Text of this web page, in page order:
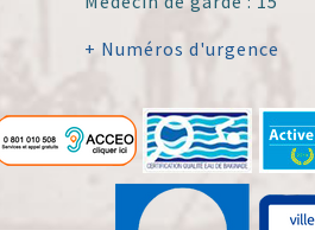
+ Numéros d'urgence